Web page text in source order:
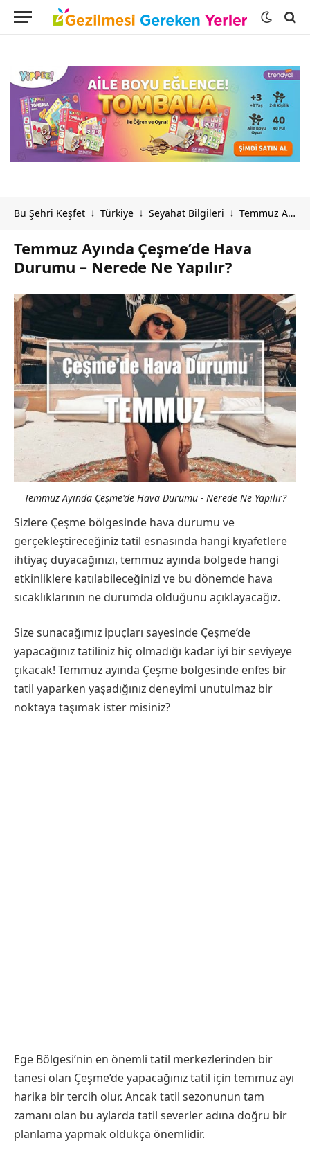
Bu Şehri Keşfet ↓ Türkiye ↓ Seyahat Bilgileri ↓ Temmuz Ayında Çeşme’de Hava Durumu – Nerede Ne Yapılır?
Temmuz Ayında Çeşme’de Hava
Durumu – Nerede Ne Yapılır?
Temmuz Ayında Çeşme'de Hava Durumu - Nerede Ne Yapılır?
Sizlere Çeşme bölgesinde hava durumu ve
gerçekleştireceğiniz tatil esnasında hangi kıyafetlere
ihtiyaç duyacağınızı, temmuz ayında bölgede hangi
etkinliklere katılabileceğinizi ve bu dönemde hava
sıcaklıklarının ne durumda olduğunu açıklayacağız.
Size sunacağımız ipuçları sayesinde Çeşme’de
yapacağınız tatiliniz hiç olmadığı kadar iyi bir seviyeye
çıkacak! Temmuz ayında Çeşme bölgesinde enfes bir
tatil yaparken yaşadığınız deneyimi unutulmaz bir
noktaya taşımak ister misiniz?
Ege Bölgesi’nin en önemli tatil merkezlerinden bir
tanesi olan Çeşme’de yapacağınız tatil için temmuz ayı
harika bir tercih olur. Ancak tatil sezonunun tam
zamanı olan bu aylarda tatil severler adına doğru bir
planlama yapmak oldukça önemlidir.